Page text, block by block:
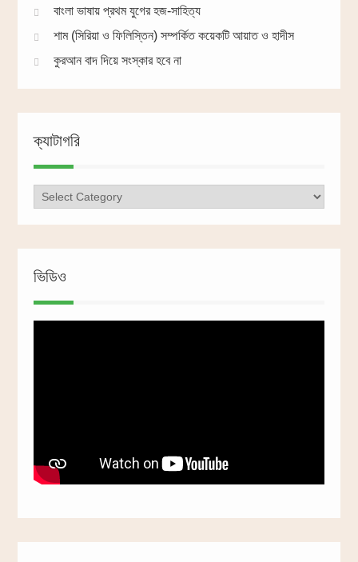
বাংলা ভাষায় প্রথম যুগের হজ-সাহিত্য
শাম (সিরিয়া ও ফিলিস্তিন) সম্পর্কিত কয়েকটি আয়াত ও হাদীস
কুরআন বাদ দিয়ে সংস্কার হবে না
ক্যাটাগরি
ক্যাটাগরি
ভিডিও